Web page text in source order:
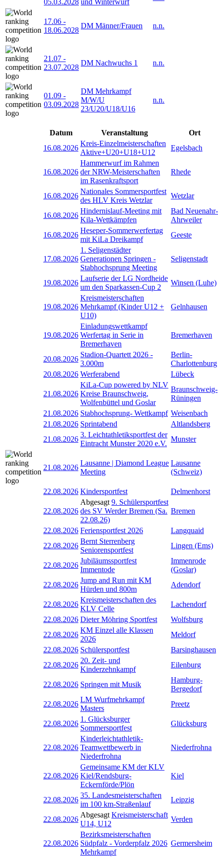
17.06 -
18.06.2028
DM Männer/Frauen n.n.
21.07 -
23.07.2028
DM Nachwuchs 1 n.n.
01.09 -
03.09.2028
DM Mehrkampf
M/W/U
23/U20/U18/U16
n.n.
Datum Veranstaltung
Ort
16.08.2026
Kreis-Einzelmeisterschaften
Aktive+U20+U18+U12
Egelsbach
16.08.2026
Hammerwurf im Rahmen
der NRW-Meisterschaften
im Rasenkraftsport
Rhede
16.08.2026
Nationales Sommersportfest
des HLV Kreis Wetzlar
Wetzlar
16.08.2026
Hindernislauf-Meeting mit
Kila-Wettkämpfen
Bad Neuenahr-
Ahrweiler
16.08.2026
Heseper-Sommerwerfertag
mit KiLa Dreikampf
Geeste
17.08.2026
1. Seligenstädter
Generationen Springen -
Stabhochsprung Meeting
Seligenstadt
19.08.2026
Laufserie der LG Nordheide
um den Sparkassen-Cup 2
Winsen (Luhe)
19.08.2026
Kreismeisterschaften
Mehrkampf (Kinder U12 +
U10)
Gelnhausen
19.08.2026
Einladungswettkampf
Werfertag in Serie in
Bremerhaven
Bremerhaven
20.08.2026
Stadion-Quartett 2026 -
3.000m
Berlin-
Charlottenburg
20.08.2026 Werferabend Lübeck
21.08.2026
KiLa-Cup powered by NLV
Kreise Braunschweig,
Wolfenbüttel und Goslar
Braunschweig-
Rüningen
21.08.2026 Stabhochsprung- Wettkampf Weisenbach
21.08.2026 Sprintabend
Altlandsberg
21.08.2026
3. Leichtathletiksportfest der
Eintracht Munster 2020 e.V.
Munster
21.08.2026
Lausanne | Diamond League
Meeting
Lausanne
(Schweiz)
22.08.2026 Kindersportfest Delmenhorst
22.08.2026
Abgesagt 9. Schülersportfest
des SV Werder Bremen (Sa.
22.08.26)
Bremen
22.08.2026 Feriensportfest 2026
Langquaid
22.08.2026
Bernt Sterrenberg
Seniorensportfest
Lingen (Ems)
22.08.2026
Jubiläumssportfest
Immentode
Immenrode
(Goslar)
22.08.2026
Jump and Run mit KM
Hürden und 800m
Adendorf
22.08.2026
Kreismeisterschaften des
KLV Celle
Lachendorf
22.08.2026 Dieter Möhring Sportfest
Wolfsburg
22.08.2026
KM Einzel alle Klassen
2026
Meldorf
22.08.2026 Schülersportfest
Barsinghausen
22.08.2026
20. Zeit- und
Kinderzehnkampf
Eilenburg
22.08.2026 Springen mit Musik
Hamburg-
Bergedorf
22.08.2026
LM Wurfmehrkampf
Masters
Preetz
22.08.2026
1. Glücksburger
Sommersportfest
Glücksburg
22.08.2026
Kinderleichtathletik-
Teamwettbewerb in
Niederfrohna
Niederfrohna
22.08.2026
Gemeinsame KM der KLV
Kiel/Rendsburg-
Eckernförde/Plön
Kiel
22.08.2026
35. Landesmeisterschaften
im 100 km-Straßenlauf
Leipzig
22.08.2026
Abgesagt Kreismeisterschaft
U14, U12
Verden
22.08.2026
Bezirksmeisterschaften
Südpfalz - Vorderpfalz 2026
Mehrkampf
Germersheim